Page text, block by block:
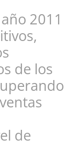
2011
de los
de